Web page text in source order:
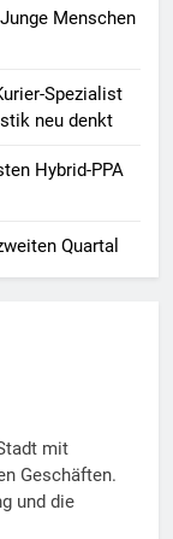
Menschen
Spezialist
neu denkt
Hybrid-PPA
Quartal
mit
Geschäften.
und die